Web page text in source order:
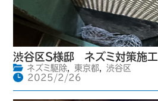
渋谷区S様邸 ネズミ対策施工
ネズミ駆除, 東京都,
渋谷区
2025/2/26